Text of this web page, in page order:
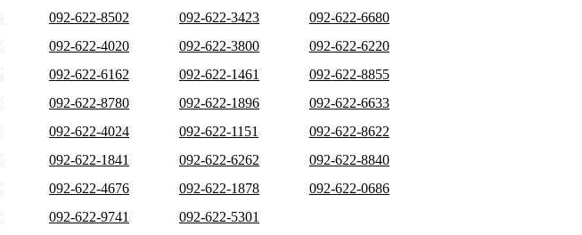
092-622-8502 092-622-3423
092-622-6680
092-622-4020 092-622-3800
092-622-6220
092-622-6162 092-622-1461
092-622-8855
092-622-8780 092-622-1896
092-622-6633
092-622-4024 092-622-1151
092-622-8622
092-622-1841 092-622-6262
092-622-8840
092-622-4676 092-622-1878
092-622-0686
092-622-9741 092-622-5301